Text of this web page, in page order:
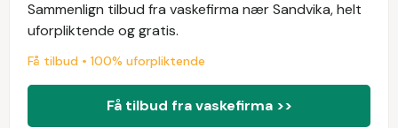
Sammenlign tilbud fra vaskefirma nær Sandvika, helt
uforpliktende og gratis.
Få tilbud • 100% uforpliktende
Få tilbud fra vaskefirma >>